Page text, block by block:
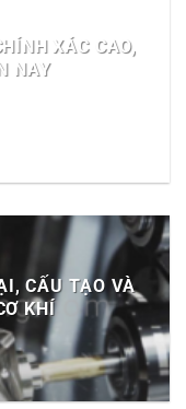
XÁC CAO,
NAY
CẤU TẠO VÀ
KHÍ